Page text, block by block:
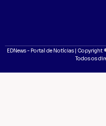
EDNews - Portal de Notícias |
Todos os